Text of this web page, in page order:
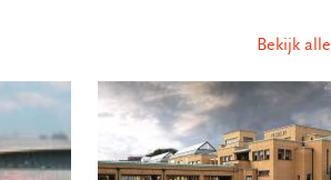
Bekijk